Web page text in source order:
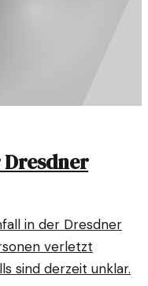
in der Dresdner
verletzt
sind derzeit unklar.